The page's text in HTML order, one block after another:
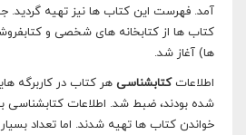
آمد. فهرست این کتاب ها نیز تهیه گردید.
کتاب ها از کتابخانه های شخصی و
ها) آغاز شد.
اطلاعاتکتابشناسی هر کتاب در کاربرگه
شده بودند، ضبط شد. اطلاعات کتابشناسی
خواندن کتاب ها تهیه شدند. اما تعداد